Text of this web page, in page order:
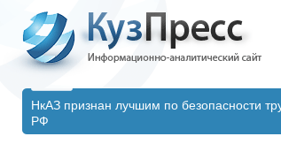
НкАЗ признан лучшим по безопасности
РФ